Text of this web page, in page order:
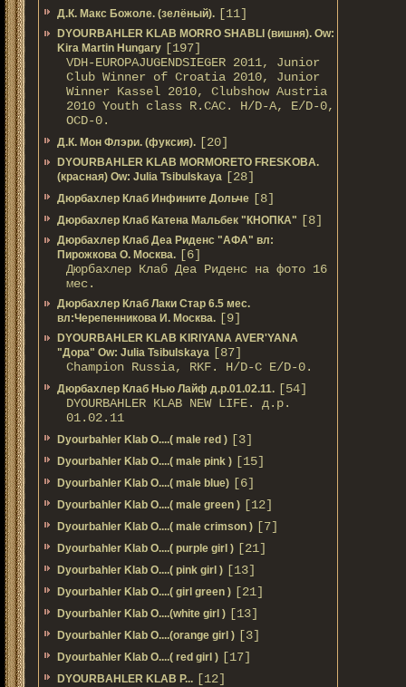
Д.К. Макс Божоле. (зелёный). [11]
DYOURBAHLER KLAB MORRO SHABLI (вишня). Ow:
Kira Martin Hungary [197]
VDH-EUROPAJUGENDSIEGER 2011, Junior
Club Winner of Croatia 2010, Junior
Winner Kassel 2010, Clubshow Austria
2010 Youth class R.CAC. Н/D-A, E/D-0,
OCD-0.
Д.К. Мон Флэри. (фуксия). [20]
DYOURBAHLER KLAB MORMORETO FRESKOBA.
(красная) Ow: Julia Tsibulskaya [28]
Дюрбахлер Клаб Инфините Дольче [8]
Дюрбахлер Клаб Катена Мальбек "КНОПКА" [8]
Дюрбахлер Клаб Деа Риденс "АФА" вл:
Пирожкова О. Москва. [6]
Дюрбахлер Клаб Деа Риденс на фото 16
мес.
Дюрбахлер Клаб Лаки Стар 6.5 мес.
вл:Черепенникова И. Москва. [9]
DYOURBAHLER KLAB KIRIYANA AVER'YANA
"Дора" Ow: Julia Tsibulskaya [87]
Champion Russia, RKF. H/D-С E/D-0.
Дюрбахлер Клаб Нью Лайф д.р.01.02.11. [54]
DYOURBAHLER KLAB NEW LIFE. д.р.
01.02.11
Dyourbahler Klab O....( male red ) [3]
Dyourbahler Klab O....( male pink ) [15]
Dyourbahler Klab O....( male blue) [6]
Dyourbahler Klab O....( male green ) [12]
Dyourbahler Klab O....( male crimson ) [7]
Dyourbahler Klab O....( purple girl ) [21]
Dyourbahler Klab O....( pink girl ) [13]
Dyourbahler Klab O....( girl green ) [21]
Dyourbahler Klab O....(white girl ) [13]
Dyourbahler Klab O....(orange girl ) [3]
Dyourbahler Klab O....( red girl ) [17]
DYOURBAHLER KLAB P... [12]